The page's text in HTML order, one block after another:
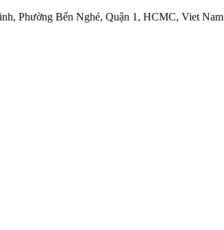
Phường Bến Nghé, Quận 1, HCMC, Viet Nam